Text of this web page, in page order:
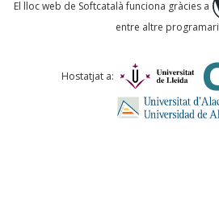
Comentari *
El lloc web de Softcatalà funciona gràcies a
entre altre
Hostatjat a: